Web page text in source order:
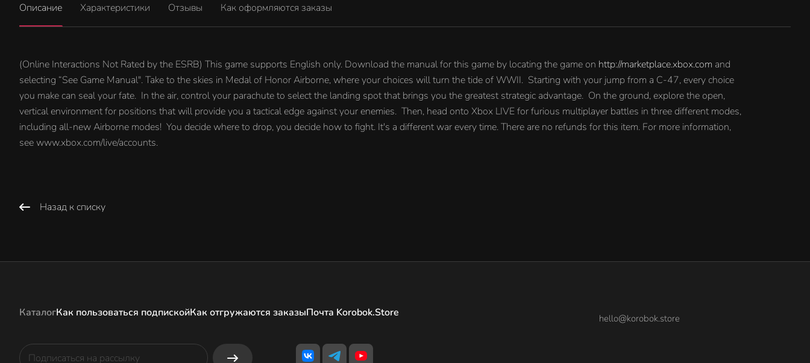
Описание Характеристики Отзывы Как оформляются заказы
(Online Interactions Not Rated by the ESRB) This game supports English only. Download the manual for this game by locating the game on http://marketplace.xbox.com and
selecting “See Game Manual". Take to the skies in Medal of Honor Airborne, where your choices will turn the tide of WWII. Starting with your jump from a C-47, every choice
you make can seal your fate. In the air, control your parachute to select the landing spot that brings you the greatest strategic advantage. On the ground, explore the open,
vertical environment for positions that will provide you a tactical edge against your enemies. Then, head onto Xbox LIVE for furious multiplayer battles in three different modes,
including all-new Airborne modes! You decide where to drop, you decide how to fight. It's a different war every time. There are no refunds for this item. For more information,
see www.xbox.com/live/accounts.
Назад к списку
КаталогКак пользоваться подпискойКак отгружаются заказыПочта Korobok.Store hello@korobok.store